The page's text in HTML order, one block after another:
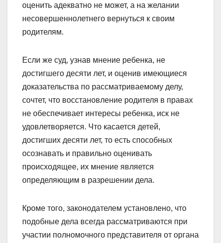
оценить адекватно не может, а на желании
несовершеннолетнего вернуться к своим
родителям.
Если же суд, узнав мнение ребенка, не
достигшего десяти лет, и оценив имеющиеся
доказательства по рассматриваемому делу,
сочтет, что восстановление родителя в правах
не обеспечивает интересы ребенка, иск не
удовлетворяется. Что касается детей,
достигших десяти лет, то есть способных
осознавать и правильно оценивать
происходящее, их мнение является
определяющим в разрешении дела.
Кроме того, законодателем установлено, что
подобные дела всегда рассматриваются при
участии полномочного представителя от органа